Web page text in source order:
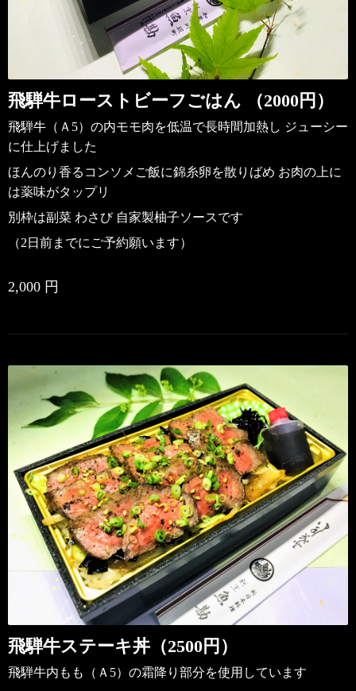
飛騨牛ローストビーフごはん （2000円）
飛騨牛（Ａ5）の内モモ肉を低温で長時間加熱し ジューシー
に仕上げました
ほんのり香るコンソメご飯に錦糸卵を散りばめ お肉の上に
は薬味がタップリ
別枠は副菜 わさび 自家製柚子ソースです
（2日前までにご予約願います）
2,000 円
飛騨牛ステーキ丼（2500円）
飛騨牛内もも（Ａ5）の霜降り部分を使用しています